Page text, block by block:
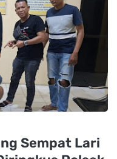
Sempat Lari